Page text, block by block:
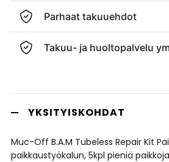
Parhaat takuuehdot
Takuu- ja huoltopalvelu
YKSITYISKOHDAT
Muc-Off B.A.M Tubeless Repair Kit
paikkaustyökalun, 5kpl pieniä